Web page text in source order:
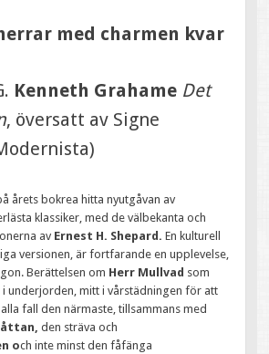
med charmen kvar
Kenneth Grahame Det
, översatt av Signe
årets bokrea hitta nyutgåvan av
klassiker, med de välbekanta och
av Ernest H. Shepard. En kulturell
versionen, är fortfarande en upplevelse,
Berättelsen om Herr Mullvad som
i underjorden, mitt i vårstädningen för att
fall den närmaste, tillsammans med
den sträva och
och inte minst den fåfänga